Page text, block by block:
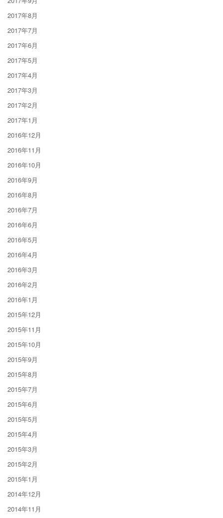
2017年8月
2017年7月
2017年6月
2017年5月
2017年4月
2017年3月
2017年2月
2017年1月
2016年12月
2016年11月
2016年10月
2016年9月
2016年8月
2016年7月
2016年6月
2016年5月
2016年4月
2016年3月
2016年2月
2016年1月
2015年12月
2015年11月
2015年10月
2015年9月
2015年8月
2015年7月
2015年6月
2015年5月
2015年4月
2015年3月
2015年2月
2015年1月
2014年12月
2014年11月